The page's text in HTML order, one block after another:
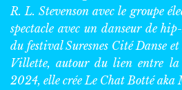
R. L. Stevenson avec le groupe
spectacle avec un danseur de
du festival Suresnes Cité Danse
Villette, autour du lien entre la
2024, elle crée Le Chat Botté aka